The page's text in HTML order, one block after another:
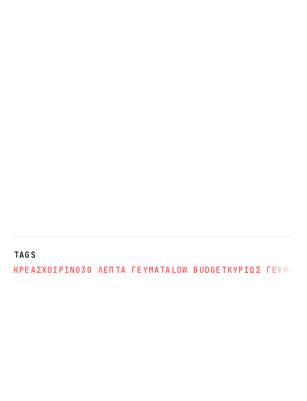
TAGS
ΚΡΕΑΣΧΟΙΡΙΝΟ30 ΛΕΠΤΑ ΓΕΥΜΑΤΑLOW BUDGETΚΥΡΙΩΣ ΓΕΥΜΑΤΑ